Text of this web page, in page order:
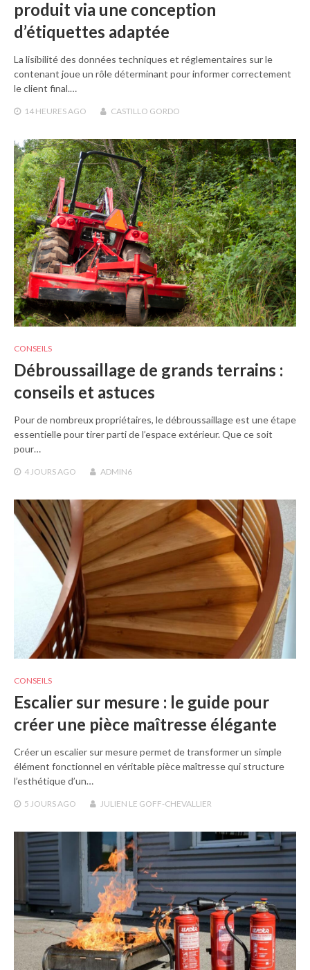
produit via une conception
d’étiquettes adaptée
La lisibilité des données techniques et réglementaires sur le
contenant joue un rôle déterminant pour informer correctement
le client final.…
14 HEURES AGO CASTILLO GORDO
CONSEILS
Débroussaillage de grands terrains :
conseils et astuces
Pour de nombreux propriétaires, le débroussaillage est une étape
essentielle pour tirer parti de l’espace extérieur. Que ce soit
pour…
4 JOURS AGO ADMIN6
CONSEILS
Escalier sur mesure : le guide pour
créer une pièce maîtresse élégante
Créer un escalier sur mesure permet de transformer un simple
élément fonctionnel en véritable pièce maîtresse qui structure
l’esthétique d’un…
5 JOURS AGO JULIEN LE GOFF-CHEVALLIER